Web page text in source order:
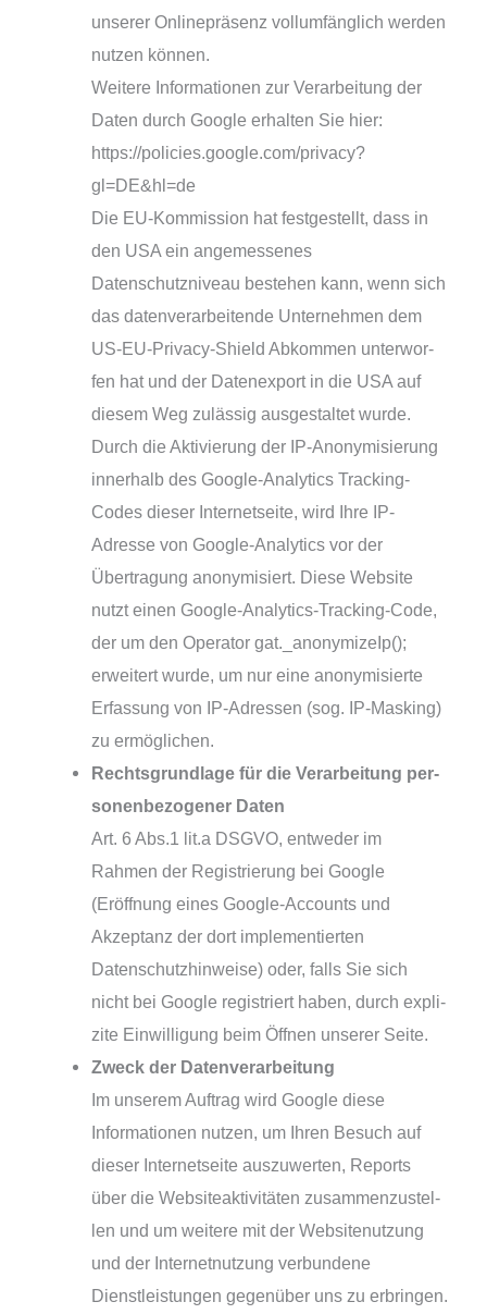
unse­rer Onlinepräsenz voll­um­fäng­lich wer­den
nut­zen können.
Weitere Informationen zur Verarbeitung der
Daten durch Google erhal­ten Sie hier:
https://policies.google.com/privacy?
gl=DE&hl=de
Die EU-Kommission hat fest­ge­stellt, dass in
den USA ein ange­mes­se­nes
Datenschutzniveau bestehen kann, wenn sich
das daten­ver­ar­bei­ten­de Unternehmen dem
US-EU-Privacy-Shield Abkommen unter­wor­
fen hat und der Datenexport in die USA auf
die­sem Weg zuläs­sig aus­ge­stal­tet wur­de.
Durch die Aktivierung der IP-Anonymisierung
inner­halb des Google-Analytics Tracking-
Codes die­ser Internetseite, wird Ihre IP-
Adresse von Google-Analytics vor der
Übertragung anony­mi­siert. Diese Website
nutzt einen Google-Analytics-Tracking-Code,
der um den Operator gat._anonymizeIp();
erwei­tert wur­de, um nur eine anony­mi­sier­te
Erfassung von IP-Adressen (sog. IP-Masking)
zu ermöglichen.
Rechtsgrundlage für die Verarbeitung per­
so­nen­be­zo­ge­ner Daten
Art. 6 Abs.1 lit.a DSGVO, ent­we­der im
Rahmen der Registrierung bei Google
(Eröffnung eines Google-Accounts und
Akzeptanz der dort imple­men­tier­ten
Datenschutzhinweise) oder, falls Sie sich
nicht bei Google regis­triert haben, durch expli­
zi­te Einwilligung beim Öffnen unse­rer Seite.
Zweck der Datenverarbeitung
Im unse­rem Auftrag wird Google die­se
Informationen nut­zen, um Ihren Besuch auf
die­ser Internetseite aus­zu­wer­ten, Reports
über die Websiteaktivitäten zusam­men­zu­stel­
len und um wei­te­re mit der Websitenutzung
und der Internetnutzung ver­bun­de­ne
Dienstleistungen gegen­über uns zu erbrin­gen.